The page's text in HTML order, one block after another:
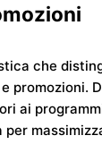
che
promozioni.
ai